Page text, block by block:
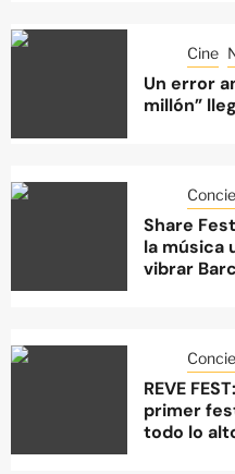
Cine
Un error
millón”
Share
la música
vibrar
REVE
primer
todo lo